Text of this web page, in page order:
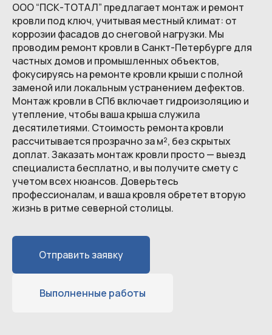
ООО “ПСК-ТОТАЛ” предлагает монтаж и ремонт
кровли под ключ, учитывая местный климат: от
коррозии фасадов до снеговой нагрузки. Мы
проводим ремонт кровли в Санкт-Петербурге для
частных домов и промышленных объектов,
фокусируясь на ремонте кровли крыши с полной
заменой или локальным устранением дефектов.
Монтаж кровли в СПб включает гидроизоляцию и
утепление, чтобы ваша крыша служила
десятилетиями. Стоимость ремонта кровли
рассчитывается прозрачно за м², без скрытых
доплат. Заказать монтаж кровли просто — выезд
специалиста бесплатно, и вы получите смету с
учетом всех нюансов. Доверьтесь
профессионалам, и ваша кровля обретет вторую
жизнь в ритме северной столицы.
Отправить заявку
Выполненные работы